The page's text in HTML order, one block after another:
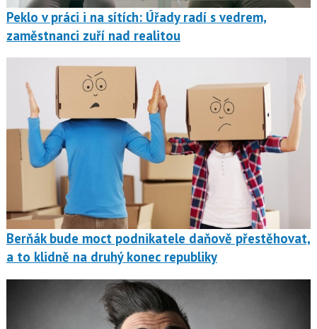
Peklo v práci i na sítích: Úřady radí s vedrem,
zaměstnanci zuří nad realitou
Berňák bude moct podnikatele daňově přestěhovat,
a to klidně na druhý konec republiky